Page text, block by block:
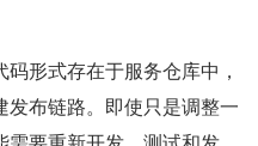
形式存在于服务仓库中，
布链路。即使只是调整一